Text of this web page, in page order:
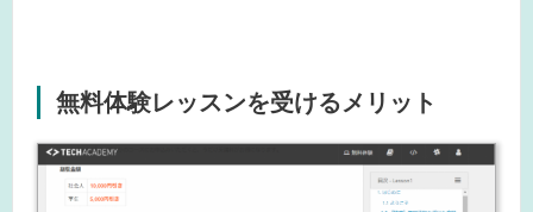
無料体験レッスンを受けるメリット